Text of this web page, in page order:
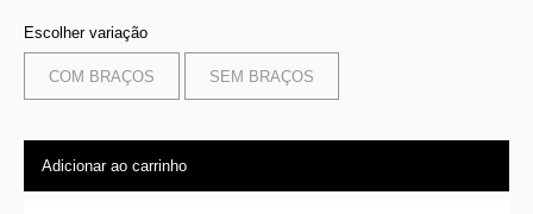
Escolher variação
COM BRAÇOS SEM BRAÇOS
Adicionar ao carrinho